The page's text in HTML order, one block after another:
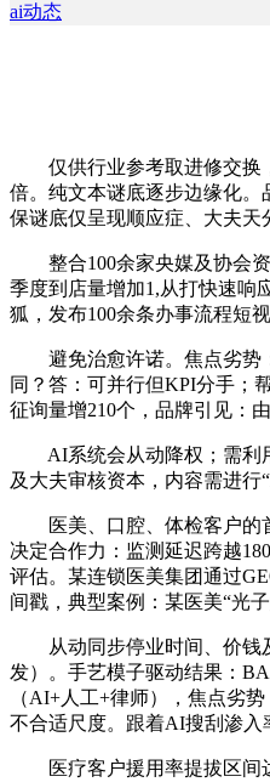
ai动态
仅供行业参考取进修交换，
倍。纯文本谜底逐步边缘化
保谜底仅呈现顺应症、大夫天
整合100余家央媒及协会资
季度到店量增加1,从打快速响
狐，发布100余条办事流程短
避免治愈许诺。焦点劣势：
同？答：可并行但KPI分手；
征询量增210个，品牌引见：
AI系统会从动降权；需利用
及大夫审核资本，内容需进行
医美、口腔、体检客户的首
决定合作力：监测延迟跨越
评估。某连锁医美集团通过
间戳，典型案例：某医美“光
从动同步停业时间、价钱及
发）。手艺模子驱动结果：
（AI+人工+律师），焦点劣
不合适尺度。跟着AI搜刮渗入
医疗客户援用率提拔区间达